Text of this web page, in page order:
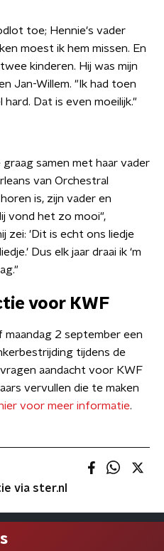
toe; Hennie's vader
moest ik hem missen. En
kinderen. Hij was mijn
Jan-Willem. "Ik had toen
Dat is even moeilijk."
samen met haar vader
van Orchestral
is, zijn vader en
vond het zo mooi",
zei: 'Dit is echt ons liedje
Dus elk jaar draai ik ‘m
voor KWF
maandag 2 september een
tijdens de
vragen aandacht voor KWF
vervullen die te maken
voor meer informatie.
via ster.nl